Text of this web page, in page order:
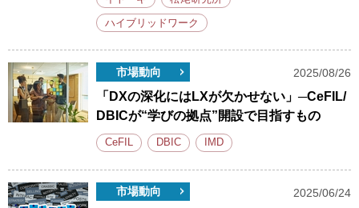
ハイブリッドワーク
市場動向 2025/08/26
「DXの深化にはLXが欠かせない」─CeFIL/
DBICが“学びの拠点”開設で目指すもの
CeFIL DBIC IMD
市場動向 2025/06/24